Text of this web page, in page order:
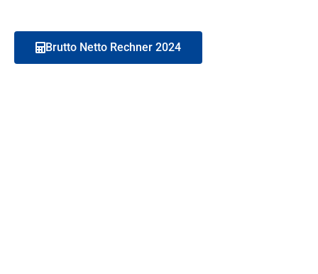
Brutto Netto Rechner 2024